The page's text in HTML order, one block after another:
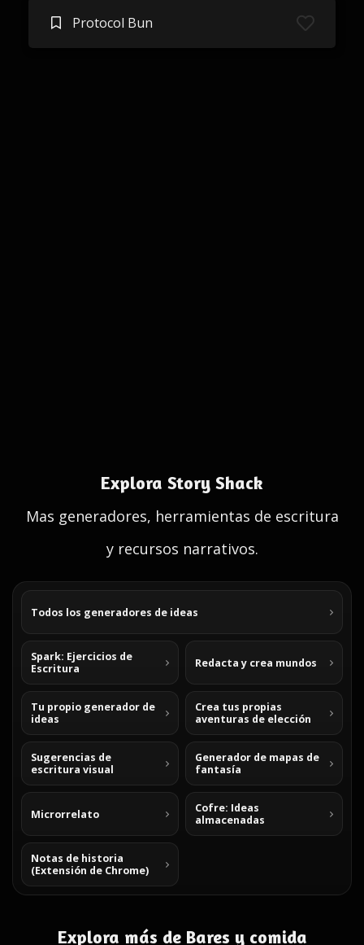
Protocol Bun
Explora Story Shack
Mas generadores, herramientas de escritura
y recursos narrativos.
Todos los generadores de ideas
Spark: Ejercicios de
Escritura
Redacta y crea mundos
Tu propio generador de
ideas
Crea tus propias
aventuras de elección
Sugerencias de
escritura visual
Generador de mapas de
fantasía
Microrrelato
Cofre: Ideas
almacenadas
Notas de historia
(Extensión de Chrome)
Explora más de Bares y comida